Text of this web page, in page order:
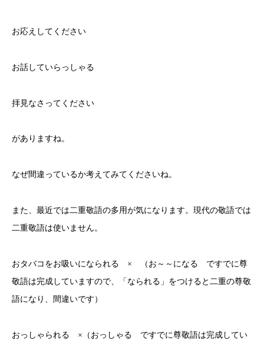
お応えしてください
お話していらっしゃる
拝見なさってください
がありますね。
なぜ間違っているか考えてみてくださいね。
また、最近では二重敬語の多用が気になります。現代の敬語では
二重敬語は使いません。
おタバコをお吸いになられる × （お～～になる ですでに尊
敬語は完成していますので、「なられる」をつけると二重の尊敬
語になり、間違いです）
おっしゃられる ×（おっしゃる ですでに尊敬語は完成してい